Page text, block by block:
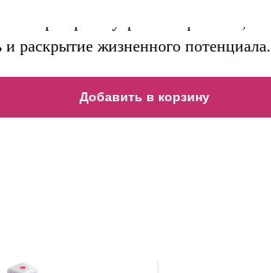
и раскрытие жизненного потенциала.
Добавить в корзину